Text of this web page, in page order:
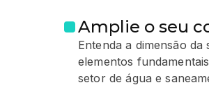
Amplie o seu
Entenda a dimensão
elementos
setor de água e